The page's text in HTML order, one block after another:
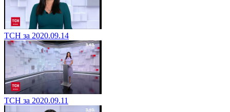
ТСН за 2020.09.14
ТСН за 2020.09.11